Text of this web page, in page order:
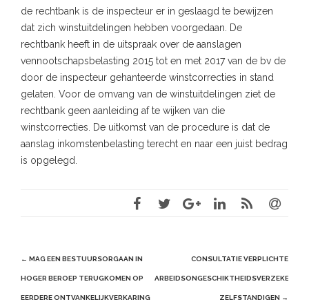
de rechtbank is de inspecteur er in geslaagd te bewijzen
dat zich winstuitdelingen hebben voorgedaan. De
rechtbank heeft in de uitspraak over de aanslagen
vennootschapsbelasting 2015 tot en met 2017 van de bv de
door de inspecteur gehanteerde winstcorrecties in stand
gelaten. Voor de omvang van de winstuitdelingen ziet de
rechtbank geen aanleiding af te wijken van die
winstcorrecties. De uitkomst van de procedure is dat de
aanslag inkomstenbelasting terecht en naar een juist bedrag
is opgelegd.
Post
navigation
← MAG EEN BESTUURSORGAAN IN
HOGER BEROEP TERUGKOMEN OP
EERDERE ONTVANKELIJKVERKARING
CONSULTATIE VERPLICHTE
ARBEIDSONGESCHIKTHEIDSVERZEKERING
ZELFSTANDIGEN →